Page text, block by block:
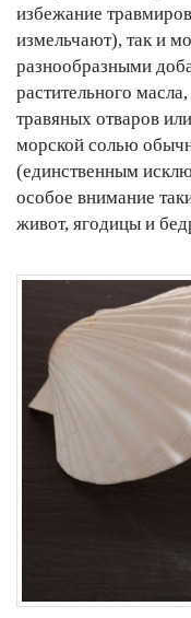
избежание
измельчают), так и
разнообразными
растительного
травяных отваров
морской солью
(единственным
особое внимание
живот, ягодицы и